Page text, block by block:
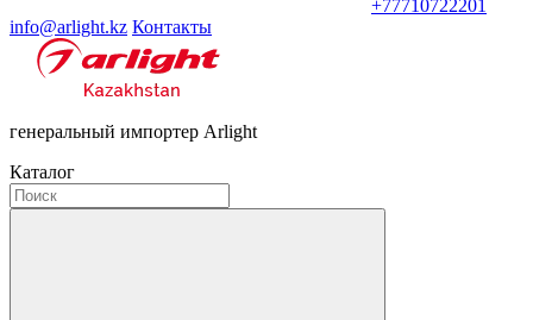
+77710722201
info@arlight.kz Контакты
генеральный импортер Arlight
Каталог